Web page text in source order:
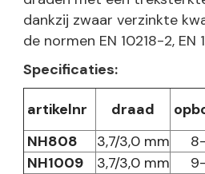
dankzij zwaar verzinkte
de normen EN 10218-2,
Specificaties:
artikelnr draad
NH808
3,7/3,0 mm
NH1009
3,7/3,0 mm